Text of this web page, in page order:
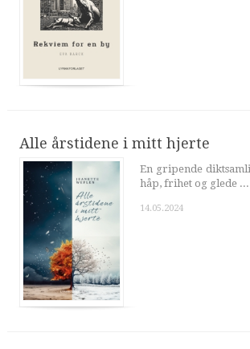
Alle årstidene i mitt hjerte
En gripende
håp, frihet og glede ...
14.05.2024